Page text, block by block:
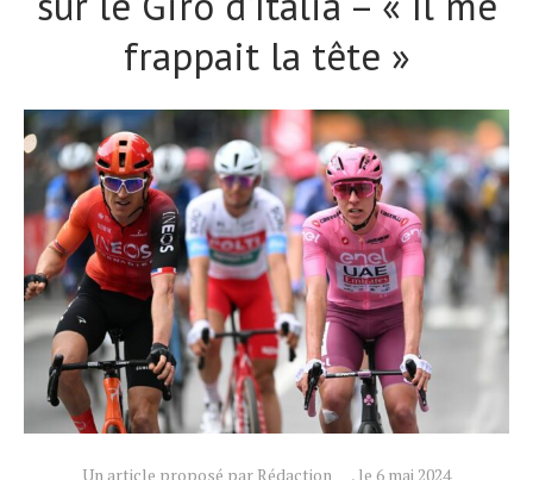
frappait la tête »
Un article proposé par Rédaction , le 6 mai 2024